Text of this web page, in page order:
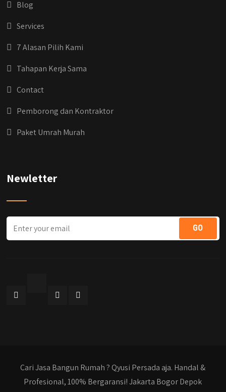
#jasarenovasirumahbekasi
#kontraktorbangunanjabodetabek
Blog
Services
7 Alasan Pilih Kami
Tahapan Kerja Sama
Contact
Pemborong dan Kontraktor
Paket Umrah Murah
Newletter
Cari Jasa Bangun Rumah ? Qyusi Persada aja. Handal &
Profesional, 100% Bergaransi! Jakarta Bogor Depok